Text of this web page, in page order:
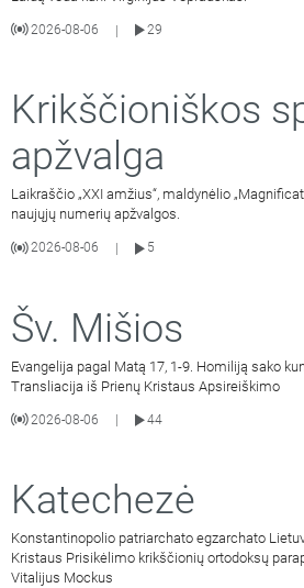
2026-08-06 |
29
Krikščioniškos
apžvalga
Laikraščio „XXI amžius“, maldynėlio
naujųjų numerių apžvalgos.
2026-08-06
5
Šv. Mišios
Evangelija pagal Matą 17, 1-9. Homiliją sako
Transliacija iš Prienų Kristaus Apsireiškimo
2026-08-06
44
Katechezė
Konstantinopolio patriarchato egzarchato
Kristaus Prisikėlimo krikščionių ortodoksų
Vitalijus Mockus